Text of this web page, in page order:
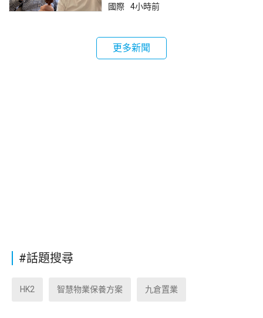
國際 4小時前
更多新聞
#話題搜尋
HK2 智慧物業保養方案 九倉置業